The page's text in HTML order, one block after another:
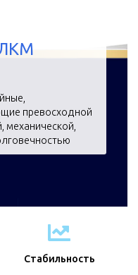
превосходной
механической,
Стабильность